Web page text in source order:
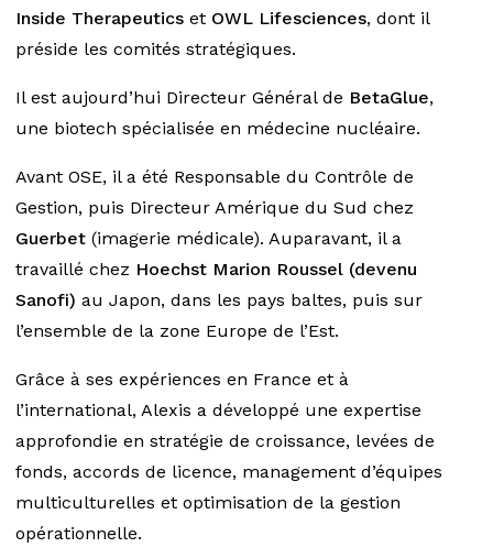
Inside Therapeutics et OWL Lifesciences, dont il
préside les comités stratégiques.
Il est aujourd’hui Directeur Général de BetaGlue,
une biotech spécialisée en médecine nucléaire.
Avant OSE, il a été Responsable du Contrôle de
Gestion, puis Directeur Amérique du Sud chez
Guerbet (imagerie médicale). Auparavant, il a
travaillé chez Hoechst Marion Roussel (devenu
Sanofi) au Japon, dans les pays baltes, puis sur
l’ensemble de la zone Europe de l’Est.
Grâce à ses expériences en France et à
l’international, Alexis a développé une expertise
approfondie en stratégie de croissance, levées de
fonds, accords de licence, management d’équipes
multiculturelles et optimisation de la gestion
opérationnelle.